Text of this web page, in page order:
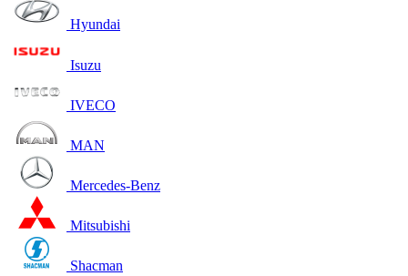
Hyundai
Isuzu
IVECO
MAN
Mercedes-Benz
Mitsubishi
Shacman